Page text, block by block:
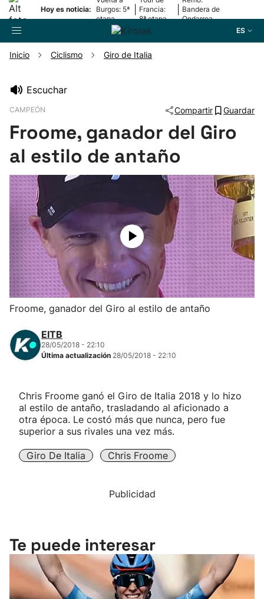
Hoy es noticia:
Burgos: 5ª
etapa
Francia:
8ª etapa
Bandera de
Ondarroa
ES
Pelota
Remo
Baloncesto
Ciclismo
Herri-kirolak
Balonmano
Kirolak 360
Carreras de montaña
Inicio Ciclismo Giro de Italia
Escuchar
CAMPEÓN Compartir Guardar
Froome, ganador del Giro
al estilo de antaño
Froome, ganador del Giro al estilo de antaño
EITB
28/05/2018 - 22:10
Última actualización 28/05/2018 - 22:10
Chris Froome ganó el Giro de Italia 2018 y lo hizo
al estilo de antaño, trasladando al aficionado a
otra época. Le costó más que nunca, pero fue
superior a sus rivales una vez más.
Giro De Italia Chris Froome
Publicidad
Te puede interesar